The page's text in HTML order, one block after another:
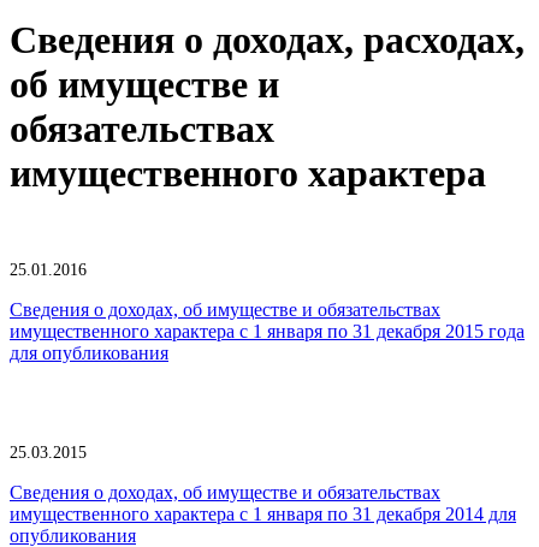
Сведения о доходах, расходах,
об имуществе и
обязательствах
имущественного характера
25.01.2016
Сведения о доходах, об имуществе и обязательствах
имущественного характера с 1 января по 31 декабря 2015 года
для опубликования
25.03.2015
Сведения о доходах, об имуществе и обязательствах
имущественного характера с 1 января по 31 декабря 2014 для
опубликования